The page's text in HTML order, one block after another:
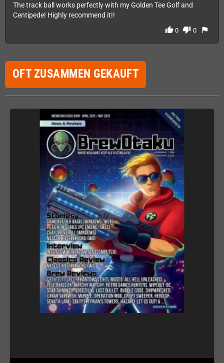
The track ball works perfectly with my Golden Tee Golf and
Centipede! Highly recommend it!!
thumb_up 0 thumb_down 0 flag
OFT ZUSAMMEN GEKAUFT